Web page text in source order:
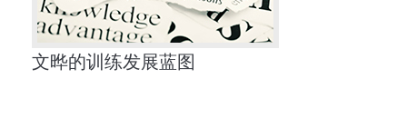
文晔的训练发展蓝图